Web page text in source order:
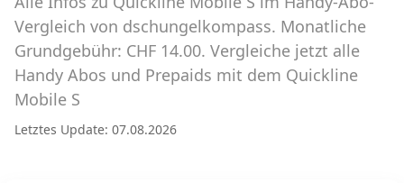
Abos für Tablets, Hotspots und Smart
Watches
Tarifrechner Handy-Abo
Der gute alte Tarifrechner im neuen Design
Vergleich von dschungelkompass. Monatliche
Grundgebühr: CHF 14.00. Vergleiche jetzt alle
Handy Abos und Prepaids mit dem Quickline
Mobile S
Letztes Update: 07.08.2026